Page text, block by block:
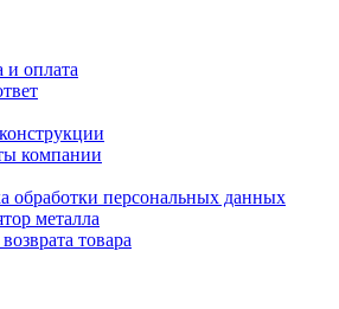
и оплата
компании
обработки персональных данных
металла
товара